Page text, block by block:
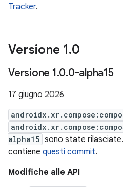
Tracker.
Versione 1.0
Versione 1.0.0-alpha15
17 giugno 2026
alpha15 sono state
contiene questi commit.
Modifiche alle API